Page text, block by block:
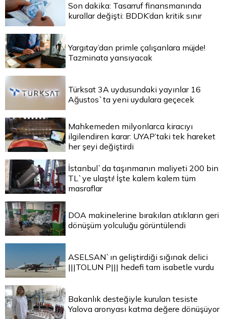
Son dakika: Tasarruf finansmanında
kurallar değişti: BDDK’dan kritik sınır
Yargıtay’dan primle çalışanlara müjde!
Tazminata yansıyacak
Türksat 3A uydusundaki yayınlar 16
Ağustos`ta yeni uydulara geçecek
Mahkemeden milyonlarca kiracıyı
ilgilendiren karar: UYAP’taki tek hareket
her şeyi değiştirdi
İstanbul`da taşınmanın maliyeti 200 bin
TL`ye ulaştı! İşte kalem kalem tüm
masraflar
DOA makinelerine bırakılan atıkların geri
dönüşüm yolculuğu görüntülendi
ASELSAN`ın geliştirdiği sığınak delici
|||TOLUN P||| hedefi tam isabetle vurdu
Bakanlık desteğiyle kurulan tesiste
Yalova aronyası katma değere dönüşüyor